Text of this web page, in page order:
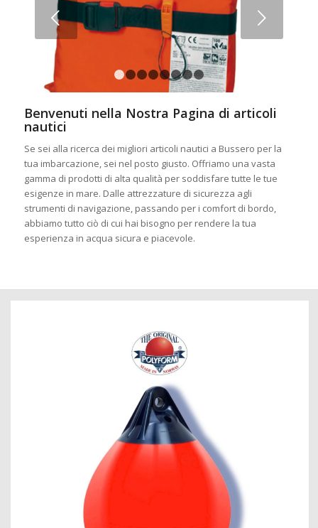
Succ
1 2 3 4 5
Benvenuti nella Nostra Pagina di articoli
nautici
Se sei alla ricerca dei migliori articoli nautici a Bussero per la
tua imbarcazione, sei nel posto giusto. Offriamo una vasta
gamma di prodotti di alta qualità per soddisfare tutte le tue
esigenze in mare. Dalle attrezzature di sicurezza agli
strumenti di navigazione, passando per i comfort di bordo,
abbiamo tutto ciò di cui hai bisogno per rendere la tua
esperienza in acqua sicura e piacevole.